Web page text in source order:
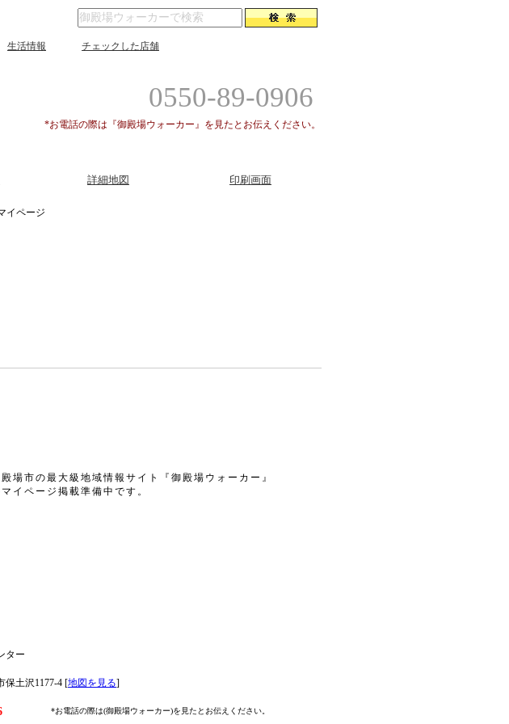
生活情報 チェックした店舗
0550-89-0906
*お電話の際は『御殿場ウォーカー』を見たとお伝えください。
詳細地図 印刷画面
場市の最大級地域情報サイト『御殿場ウォーカー』
イページ掲載準備中です。
ター
保土沢1177-4 [地図を見る]
*お電話の際は(御殿場ウォーカー)を見たとお伝えください。